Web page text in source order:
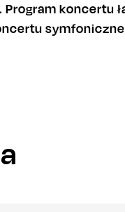
koncertu